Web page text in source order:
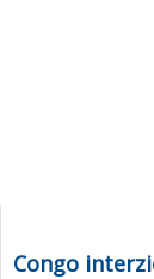
Congo